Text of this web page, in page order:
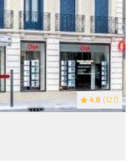
4.8 (127)